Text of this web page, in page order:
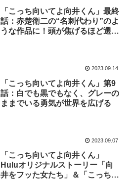
「こっち向いてよ向井くん」最終
話：赤楚衛二の“名刺代わり”のよ
うな作品に！頭が焦げるほど選択
2023.09.14
「こっち向いてよ向井くん」第9
話：白でも黒でもなく、グレーの
ままでいる勇気が世界を広げる
2023.09.07
「こっち向いてよ向井くん」
Huluオリジナルストーリー「向
井をフッた女たち」＆「こっち向